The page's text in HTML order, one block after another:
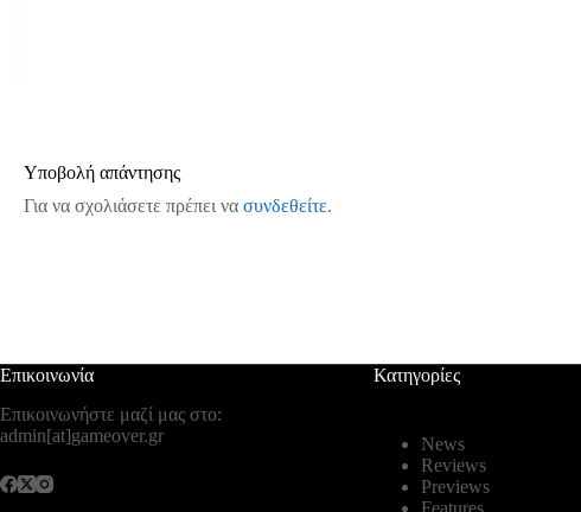
Υποβολή απάντησης
Για να σχολιάσετε πρέπει να συνδεθείτε.
Επικοινωνία
Επικοινωνήστε μαζί μας στο:
admin[at]gameover.gr
Κατηγορίες
News
Reviews
Previews
Features